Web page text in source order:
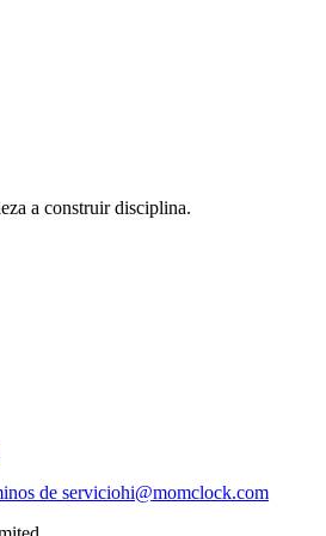
a construir disciplina.
de serviciohi@momclock.com